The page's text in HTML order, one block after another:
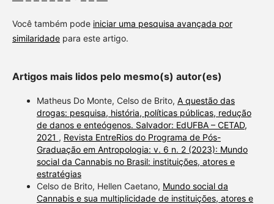
Você também pode iniciar uma pesquisa avançada por
similaridadepara este artigo.
Artigos mais lidos pelo mesmo(s) autor(es)
Matheus Do Monte, Celso de Brito, A questão das
drogas: pesquisa, história, políticas públicas, redução
de danos e enteógenos. Salvador: EdUFBA – CETAD,
2021 , Revista EntreRios do Programa de Pós-
Graduação em Antropologia: v. 6 n. 2 (2023): Mundo
social da Cannabis no Brasil: instituições, atores e
estratégias
Celso de Brito, Hellen Caetano, Mundo social da
Cannabis e sua multiplicidade de instituições, atores e